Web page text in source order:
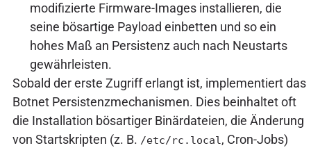
modifizierte Firmware-Images installieren, die
seine bösartige Payload einbetten und so ein
hohes Maß an Persistenz auch nach Neustarts
gewährleisten.
Sobald der erste Zugriff erlangt ist, implementiert das
Botnet Persistenzmechanismen. Dies beinhaltet oft
die Installation bösartiger Binärdateien, die Änderung
von Startskripten (z. B. /etc/rc.local, Cron-Jobs)